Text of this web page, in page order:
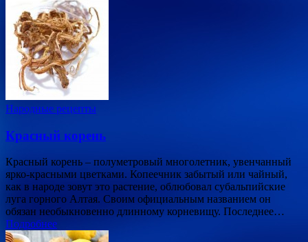
Народные рецепты
Красный корень
Красный корень – полуметровый многолетник, увенчанный
ярко-красными цветками. Копеечник забытый или чайный,
как в народе зовут это растение, облюбовал субальпийские
луга горного Алтая. Своим официальным названием он
обязан необыкновенно длинному корневищу. Последнее…
Подробнее